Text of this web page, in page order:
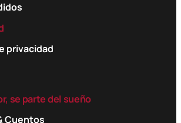
privacidad
se parte del sueño
Cuentos